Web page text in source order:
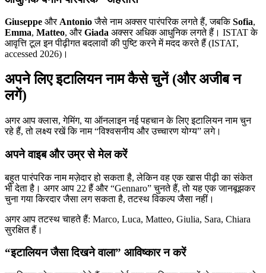
Giuseppe औरAntonioजैसे नाम अक्सर पारंपरिक लगते हैं, जबकिSofia,
Emma, Matteo, औरGiada अक्सर अधिक आधुनिक लगते हैं। ISTAT के
आवृत्ति टूल इन पीढ़ीगत बदलावों की पुष्टि करने में मदद करते हैं (ISTAT,
accessed 2026)।
अपने लिए इटालियन नाम कैसे चुनें (और अजीब न
लगें)
अगर आप क्लास, गेमिंग, या ऑनलाइन नई पहचान के लिए इटालियन नाम चुन
रहे हैं, तो लक्ष्य रखें कि नाम “विश्वसनीय और उच्चारण योग्य” लगे।
अपने वाइब और उम्र से मेल करें
बहुत पारंपरिक नाम मज़ेदार हो सकता है, लेकिन वह एक खास पीढ़ी का संकेत
भी देता है। अगर आप 22 हैं और “Gennaro” चुनते हैं, तो यह एक जानबूझकर
चुना गया किरदार जैसा लग सकता है, तटस्थ विकल्प जैसा नहीं।
अगर आप तटस्थ चाहते हैं: Marco, Luca, Matteo, Giulia, Sara, Chiara
सुरक्षित हैं।
“इटालियन जैसा दिखने वाला” आविष्कार न करें